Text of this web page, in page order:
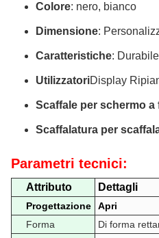
Colore: nero, bianco
Dimensione:
Caratteristiche:
UtilizzatoriDisplay
Scaffale per schermo a
Scaffalatura per
Parametri tecnici:
Attributo Dettagli
Progettazione
Apri
Forma
Di forma